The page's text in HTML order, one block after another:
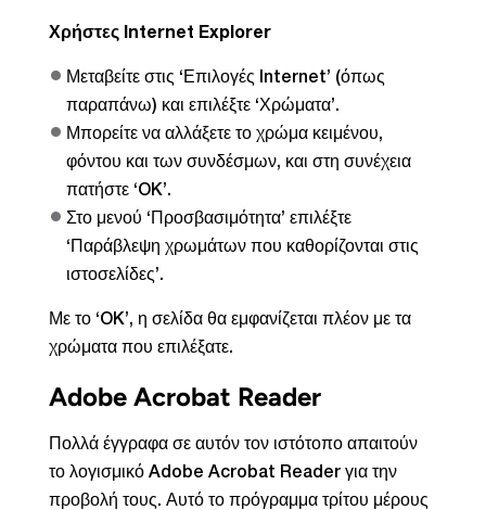
Χρήστες Internet Explorer
Μεταβείτε στις ‘Επιλογές Internet’ (όπως
παραπάνω) και επιλέξτε ‘Χρώματα’.
Μπορείτε να αλλάξετε το χρώμα κειμένου,
φόντου και των συνδέσμων, και στη συνέχεια
πατήστε ‘OK’.
Στο μενού ‘Προσβασιμότητα’ επιλέξτε
‘Παράβλεψη χρωμάτων που καθορίζονται στις
ιστοσελίδες’.
Με το ‘OK’, η σελίδα θα εμφανίζεται πλέον με τα
χρώματα που επιλέξατε.
Adobe Acrobat Reader
Πολλά έγγραφα σε αυτόν τον ιστότοπο απαιτούν
το λογισμικό Adobe Acrobat Reader για την
προβολή τους. Αυτό το πρόγραμμα τρίτου μέρους